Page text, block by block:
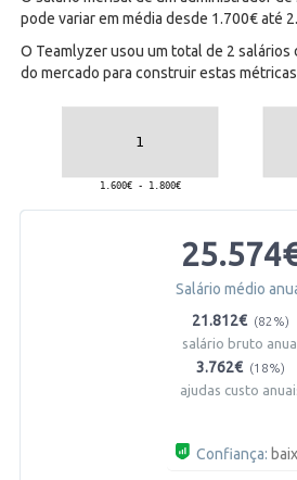
pode variar em média desde 1.700€ até
O Teamlyzer usou um total de 2 salários
do mercado para construir estas
Salário médio
21.812€ (82%)
salário bruto
3.762€ (18%)
ajudas custo
Confiança: